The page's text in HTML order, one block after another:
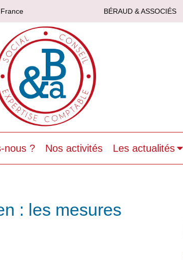
BÉRAUD & ASSOCIÉS
nous ? Nos activités Les actualités
: les mesures